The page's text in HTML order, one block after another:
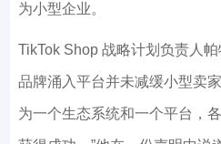
为小型企业。
TikTok Shop 战略计划负责人
品牌涌入平台并未减缓小型卖
为一个生态系统和一个平台，